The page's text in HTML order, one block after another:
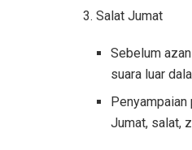
3. Salat Jumat
Sebelum
suara luar
Penyampaian
Jumat, salat,